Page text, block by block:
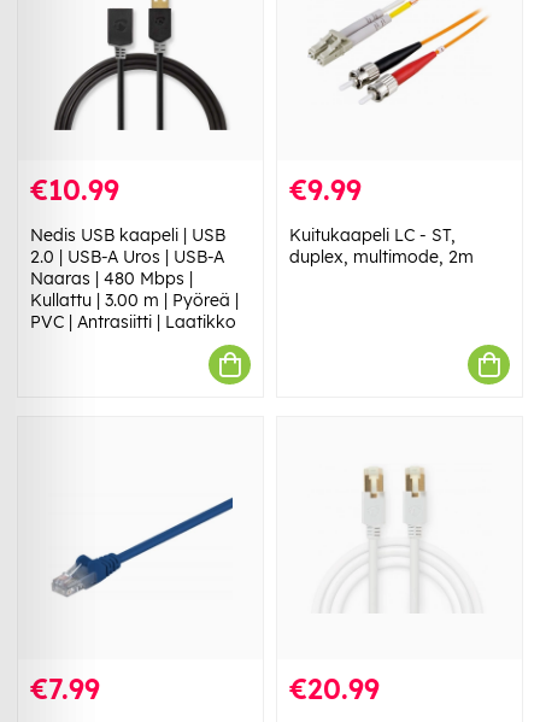
€10.99
Nedis USB kaapeli | USB
2.0 | USB-A Uros | USB-A
Naaras | 480 Mbps |
Kullattu | 3.00 m | Pyöreä |
PVC | Antrasiitti | Laatikko
€9.99
Kuitukaapeli LC - ST,
duplex, multimode, 2m
€7.99 €20.99